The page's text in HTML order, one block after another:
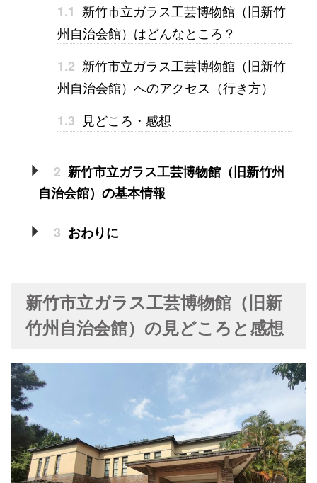
1.1 新竹市立ガラス工芸博物館（旧新竹
州自治会館）はどんなところ？
1.2 新竹市立ガラス工芸博物館（旧新竹
州自治会館）へのアクセス（行き方）
1.3 見どころ・感想
2 新竹市立ガラス工芸博物館（旧新竹州
自治会館）の基本情報
3 おわりに
新竹市立ガラス工芸博物館（旧新
竹州自治会館）の見どころと感想